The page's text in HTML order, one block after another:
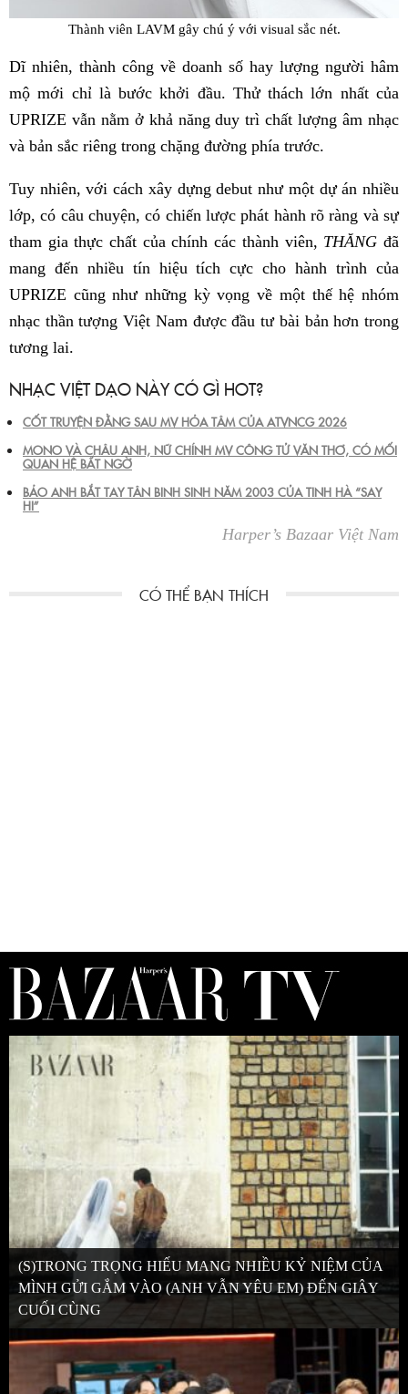
Thành viên LAVM gây chú ý với visual sắc nét.
Dĩ nhiên, thành công về doanh số hay lượng người hâm
mộ mới chỉ là bước khởi đầu. Thử thách lớn nhất của
UPRIZE vẫn nằm ở khả năng duy trì chất lượng âm nhạc
và bản sắc riêng trong chặng đường phía trước.
Tuy nhiên, với cách xây dựng debut như một dự án nhiều
lớp, có câu chuyện, có chiến lược phát hành rõ ràng và sự
tham gia thực chất của chính các thành viên, THĂNG đã
mang đến nhiều tín hiệu tích cực cho hành trình của
UPRIZE cũng như những kỳ vọng về một thế hệ nhóm
nhạc thần tượng Việt Nam được đầu tư bài bản hơn trong
tương lai.
NHẠC VIỆT DẠO NÀY CÓ GÌ HOT?
CỐT TRUYỆN ĐẰNG SAU MV HỎA TÂM CỦA ATVNCG 2026
MONO VÀ CHÂU ANH, NỮ CHÍNH MV CÔNG TỬ VĂN THƠ, CÓ MỐI
QUAN HỆ BẤT NGỜ
BẢO ANH BẮT TAY TÂN BINH SINH NĂM 2003 CỦA TINH HÀ “SAY
HI”
Harper’s Bazaar Việt Nam
(S)TRONG TRỌNG HIẾU MANG NHIỀU KỶ NIỆM CỦA
MÌNH GỬI GẮM VÀO (ANH VẪN YÊU EM) ĐẾN GIÂY
CUỐI CÙNG